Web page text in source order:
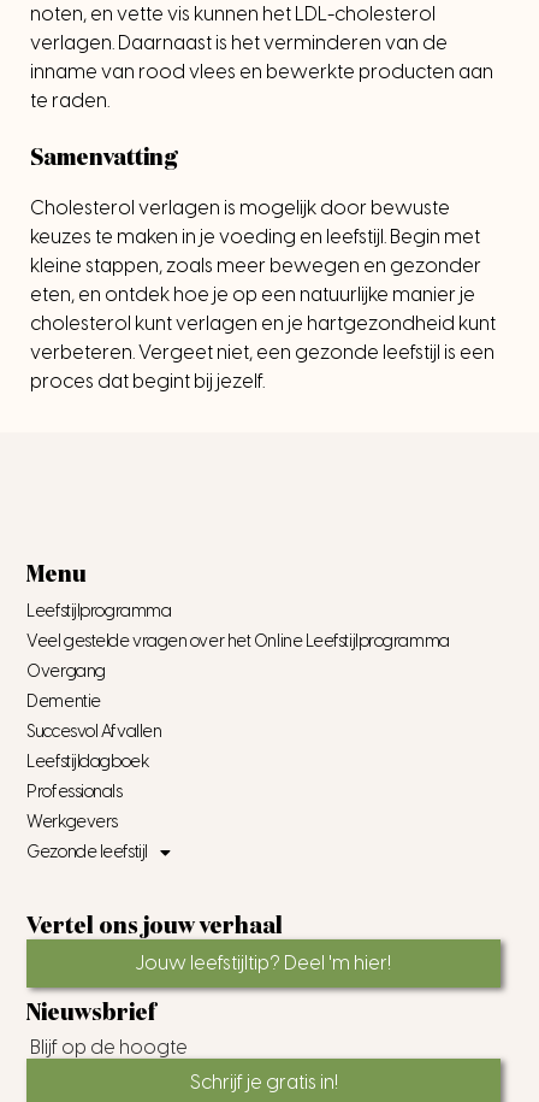
noten, en vette vis kunnen het LDL-cholesterol
verlagen. Daarnaast is het verminderen van de
inname van rood vlees en bewerkte producten aan
te raden.
Samenvatting
Cholesterol verlagen is mogelijk door bewuste
keuzes te maken in je voeding en leefstijl. Begin met
kleine stappen, zoals meer bewegen en gezonder
eten, en ontdek hoe je op een natuurlijke manier je
cholesterol kunt verlagen en je hartgezondheid kunt
verbeteren. Vergeet niet, een gezonde leefstijl is een
proces dat begint bij jezelf.
Menu
Leefstijlprogramma
Veel gestelde vragen over het Online Leefstijlprogramma
Overgang
Dementie
Succesvol Afvallen
Leefstijldagboek
Professionals
Werkgevers
Gezonde leefstijl
Vertel ons jouw verhaal
Jouw leefstijltip? Deel 'm hier!
Nieuwsbrief
Blijf op de hoogte
Schrijf je gratis in!